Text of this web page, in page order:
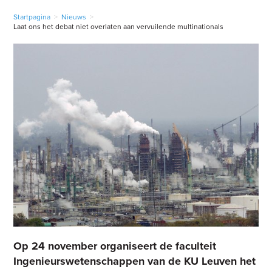
Startpagina > Nieuws >
Laat ons het debat niet overlaten aan vervuilende multinationals
Op 24 november organiseert de faculteit
Ingenieurswetenschappen van de KU Leuven het